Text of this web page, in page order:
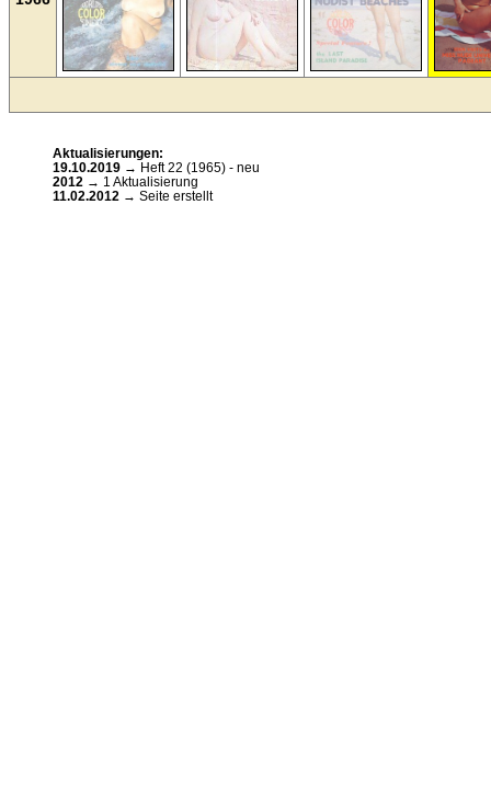
Aktualisierungen:
19.10.2019 → Heft 22 (1965) - neu
2012 → 1 Aktualisierung
11.02.2012 → Seite erstellt